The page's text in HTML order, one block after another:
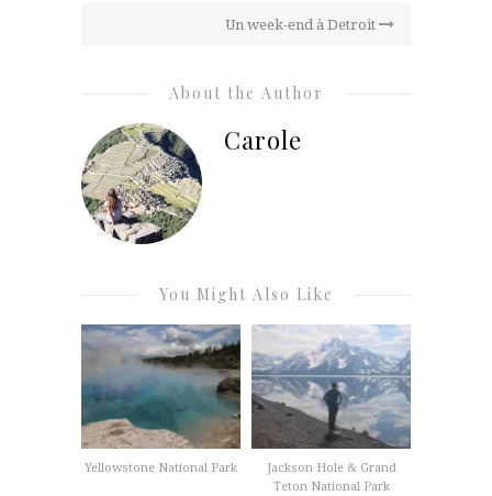
Un week-end à Detroit
About the Author
Carole
You Might Also Like
Yellowstone National Park
Jackson Hole & Grand
Teton National Park